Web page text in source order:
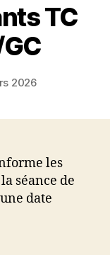
TC
2026
les
séance de
date